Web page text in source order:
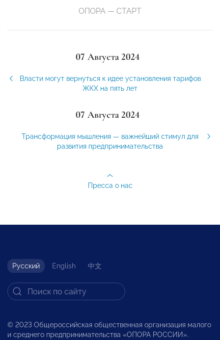
ОПОРА — СТАРТ
07 Августа 2024
Власти могут вернуться к идее установления тарифов
ЖКХ на пять лет
07 Августа 2024
Трансформация мышления — важнейший стимул для
развития предпринимательства
Пресса о нас
Русский English 中文
© 2023 Общероссийская общественная организация малого
и среднего предпринимательства «ОПОРА РОССИИ».